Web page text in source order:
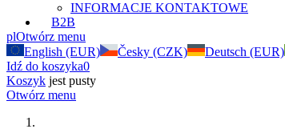
INFORMACJE KONTAKTOWE
B2B
plOtwórz menu
English (EUR)
Česky (CZK) Deutsch (EUR)
Idź do koszyka0
Koszyk jest pusty
Otwórz menu